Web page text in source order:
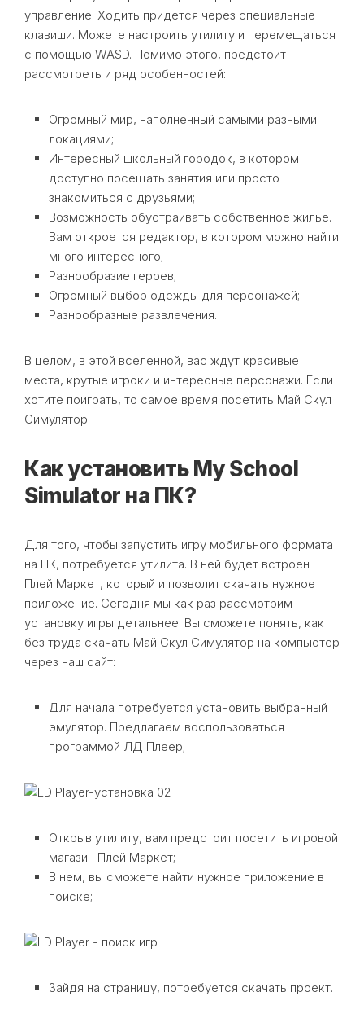
управление. Ходить придется через специальные
клавиши. Можете настроить утилиту и перемещаться
с помощью WASD. Помимо этого, предстоит
рассмотреть и ряд особенностей:
Огромный мир, наполненный самыми разными
локациями;
Интересный школьный городок, в котором
доступно посещать занятия или просто
знакомиться с друзьями;
Возможность обустраивать собственное жилье.
Вам откроется редактор, в котором можно найти
много интересного;
Разнообразие героев;
Огромный выбор одежды для персонажей;
Разнообразные развлечения.
В целом, в этой вселенной, вас ждут красивые
места, крутые игроки и интересные персонажи. Если
хотите поиграть, то самое время посетить Май Скул
Симулятор.
Как установить My School
Simulator на ПК?
Для того, чтобы запустить игру мобильного формата
на ПК, потребуется утилита. В ней будет встроен
Плей Маркет, который и позволит скачать нужное
приложение. Сегодня мы как раз рассмотрим
установку игры детальнее. Вы сможете понять, как
без труда скачать Май Скул Симулятор на компьютер
через наш сайт:
Для начала потребуется установить выбранный
эмулятор. Предлагаем воспользоваться
программой ЛД Плеер;
Открыв утилиту, вам предстоит посетить игровой
магазин Плей Маркет;
В нем, вы сможете найти нужное приложение в
поиске;
Зайдя на страницу, потребуется скачать проект.